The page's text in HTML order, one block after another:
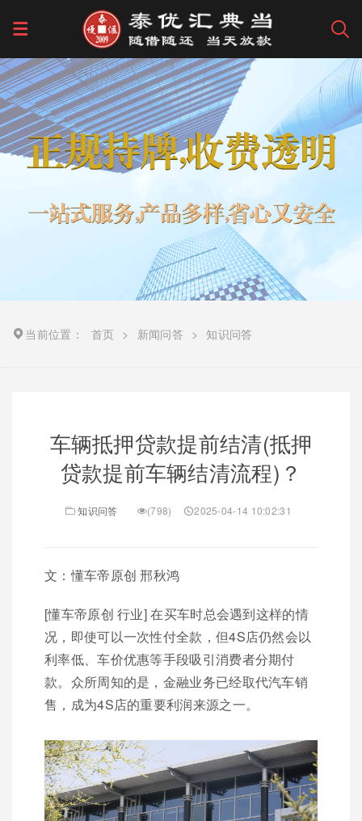
当前位置： 首页 > 新闻问答 > 知识问答
车辆抵押贷款提前结清(抵押
贷款提前车辆结清流程)？
知识问答 (798) 2025-04-14 10:02:31
文：懂车帝原创 邢秋鸿
[懂车帝原创 行业] 在买车时总会遇到这样的情
况，即使可以一次性付全款，但4S店仍然会以
利率低、车价优惠等手段吸引消费者分期付
款。众所周知的是，金融业务已经取代汽车销
售，成为4S店的重要利润来源之一。